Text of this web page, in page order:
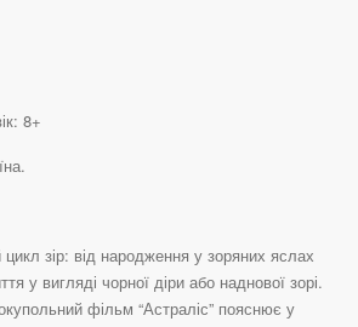
8+
зір: від народження у зоряних яслах
у вигляді чорної діри або наднової зорі.
фільм “Астраліс” пояснює у